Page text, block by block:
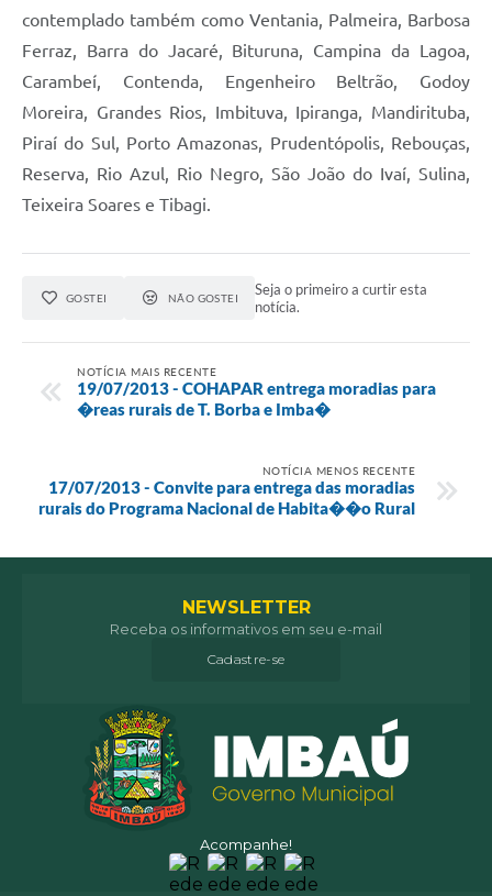
contemplado também como Ventania, Palmeira, Barbosa
Ferraz, Barra do Jacaré, Bituruna, Campina da Lagoa,
Carambeí, Contenda, Engenheiro Beltrão, Godoy
Moreira, Grandes Rios, Imbituva, Ipiranga, Mandirituba,
Piraí do Sul, Porto Amazonas, Prudentópolis, Rebouças,
Reserva, Rio Azul, Rio Negro, São João do Ivaí, Sulina,
Teixeira Soares e Tibagi.
GOSTEI NÃO GOSTEI
Seja o primeiro a curtir esta
notícia.
NOTÍCIA MAIS RECENTE
19/07/2013 - COHAPAR entrega moradias para
�reas rurais de T. Borba e Imba�
NOTÍCIA MENOS RECENTE
17/07/2013 - Convite para entrega das moradias
rurais do Programa Nacional de Habita��o Rural
Acompanhe!
NEWSLETTER
Receba os informativos em seu e-mail
Cadastre-se